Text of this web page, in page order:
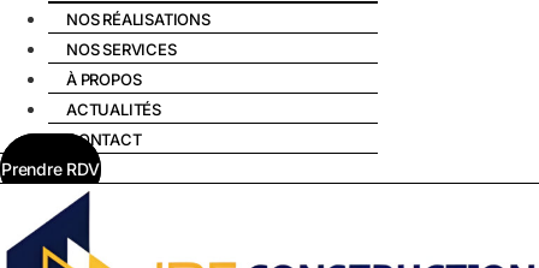
NOS RÉALISATIONS
NOS SERVICES
À PROPOS
ACTUALITÉS
CONTACT
Prendre RDV